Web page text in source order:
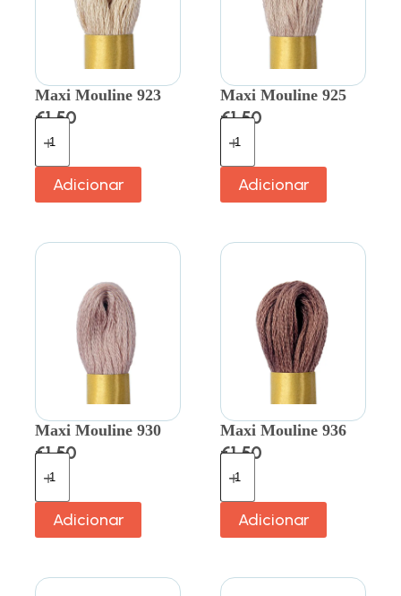
Maxi Mouline 923
€1.50
Adicionar
Maxi Mouline 925
€1.50
Adicionar
Maxi Mouline 930
€1.50
Adicionar
Maxi Mouline 936
€1.50
Adicionar